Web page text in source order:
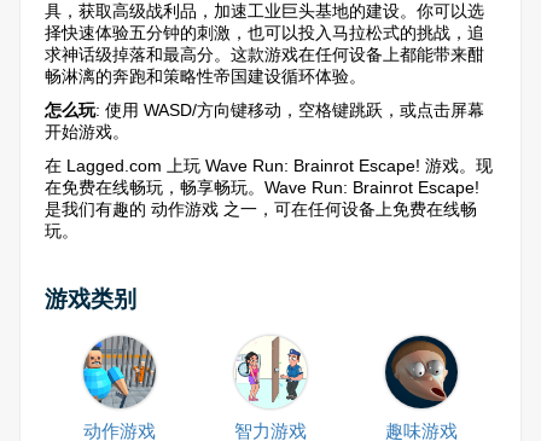
具，获取高级战利品，加速工业巨头基地的建设。你可以选
择快速体验五分钟的刺激，也可以投入马拉松式的挑战，追
求神话级掉落和最高分。这款游戏在任何设备上都能带来酣
畅淋漓的奔跑和策略性帝国建设循环体验。
怎么玩: 使用 WASD/方向键移动，空格键跳跃，或点击屏幕
开始游戏。
在 Lagged.com 上玩 Wave Run: Brainrot Escape! 游戏。现
在免费在线畅玩，畅享畅玩。Wave Run: Brainrot Escape!
是我们有趣的 动作游戏 之一，可在任何设备上免费在线畅
玩。
游戏类别
动作游戏 智力游戏 趣味游戏